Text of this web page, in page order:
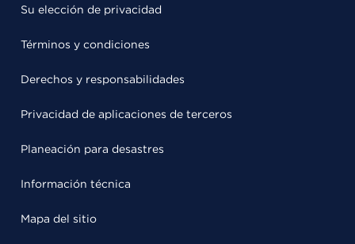
Su elección de privacidad
Términos y condiciones
Derechos y responsabilidades
Privacidad de aplicaciones de terceros
Planeación para desastres
Información técnica
Mapa del sitio